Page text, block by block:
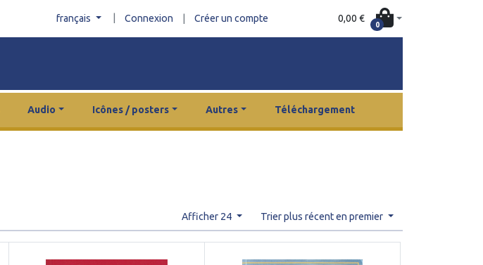
français Connexion Créer un compte 0,00 €
0
Audio Icônes / posters Autres Téléchargement
Afficher 24 Trier plus récent en premier